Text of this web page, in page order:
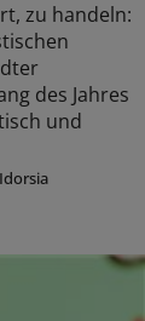
zu handeln:
des Jahres
und
Idorsia